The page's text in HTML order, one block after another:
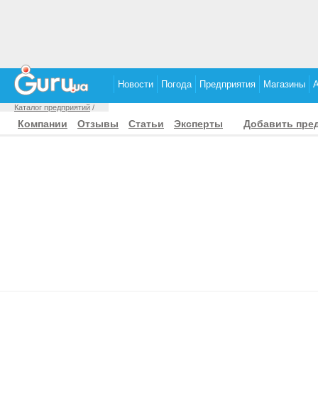
Новости Погода Предприятия Магазины
Каталог предприятий /
Компании Отзывы Статьи Эксперты Добавить